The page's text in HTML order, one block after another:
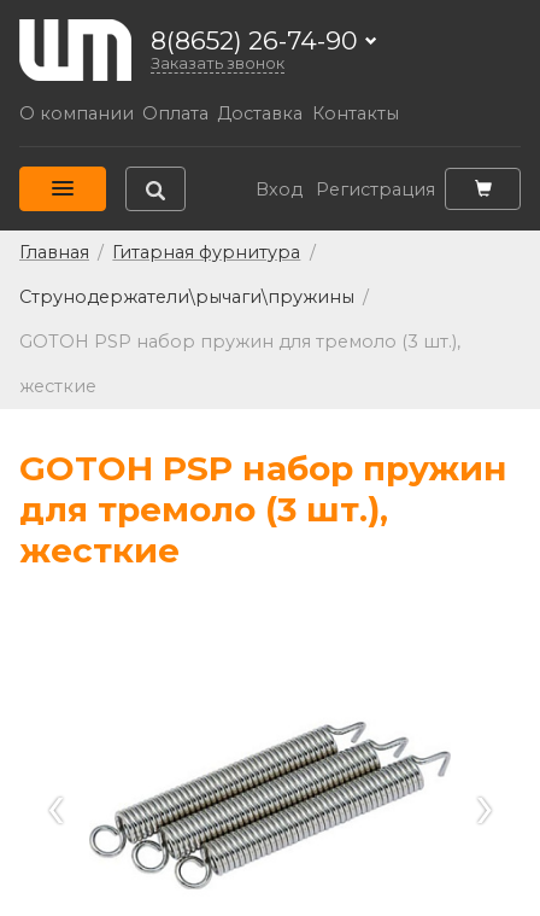
8(8652) 26-74-90
Заказать звонок
О компании Оплата Доставка Контакты
Вход Регистрация
Главная / Гитарная фурнитура /
Струнодержатели\рычаги\пружины /
GOTOH PSP набор пружин для тремоло (3 шт.),
жесткие
GOTOH PSP набор пружин
для тремоло (3 шт.),
жесткие
‹ ›